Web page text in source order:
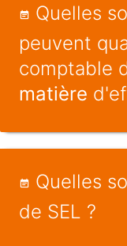
Quelles
peuvent
comptable
matière
Quelles
de SEL ?